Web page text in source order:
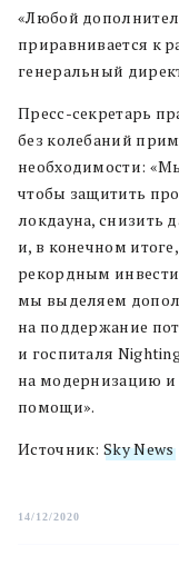
«Любой
приравнивается к
генеральный
Пресс-секретарь
без колебаний
необходимости:
чтобы защитить
локдауна, снизить
и, в конечном
рекордным
мы выделяем
на поддержание
и госпиталя
на модернизацию
помощи».
Источник: Sky News
14/12/2020